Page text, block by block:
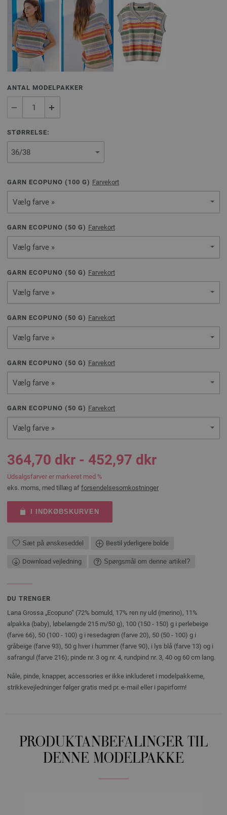
ANTAL MODELPAKKER
STØRRELSE:
GARN ECOPUNO ( 100 G) Farvekort
Vælg farve »
GARN ECOPUNO ( 50 G) Farvekort
Vælg farve »
GARN ECOPUNO ( 50 G) Farvekort
Vælg farve »
GARN ECOPUNO ( 50 G) Farvekort
Vælg farve »
GARN ECOPUNO ( 50 G) Farvekort
Vælg farve »
GARN ECOPUNO ( 50 G) Farvekort
Vælg farve »
364,70 dkr - 452,97 dkr
Udsalgsfarver er markeret med %
eks. moms, med tillæg af forsendelsesomkostninger
I INDKØBSKURVEN
Sæt på ønskeseddel Bestil yderligere bolde
Download vejledning Spørgsmål om denne artikel?
DU TRENGER
Lana Grossa „Ecopuno“ (72% bomuld, 17% ren ny uld (merino), 11%
alpakka (baby), løbelængde 215 m/50 g), 100 (150 - 150) g i perlebeige
(farve 66), 50 (100 - 100) g i resedagrøn (farve 20), 50 (50 - 100) g i
gråbeige (farve 93), 50 g hver i hummer (farve 90), i lys blå (farve 13) og i
safrangul (farve 216); pinde nr. 3 og nr. 4, rundpind nr. 3, 40 og 60 cm lang.
Nåle, pinde, knapper, accessories er ikke inkluderet i modelpakkerne,
strikkevejledninger følger gratis med pr. e-mail eller i papirform!
PRODUKTANBEFALINGER TIL
DENNE MODELPAKKE